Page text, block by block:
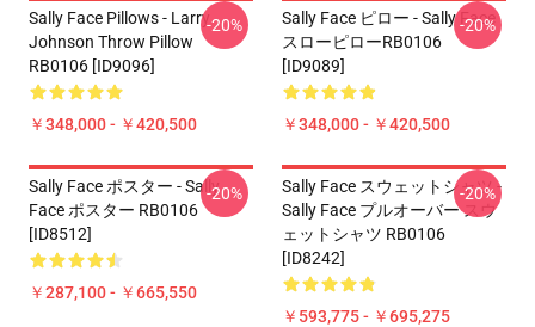
Sally Face Pillows - Larry
Johnson Throw Pillow
RB0106 [ID9096]
￥348,000 - ￥420,500
-20%
Sally Face ピロー - Sally Face
スローピローRB0106
[ID9089]
￥348,000 - ￥420,500
-20%
Sally Face ポスター - Sally
Face ポスター RB0106
[ID8512]
￥287,100 - ￥665,550
-20%
Sally Face スウェットシャツ -
Sally Face プルオーバー スウ
ェットシャツ RB0106
[ID8242]
￥593,775 - ￥695,275
-20%